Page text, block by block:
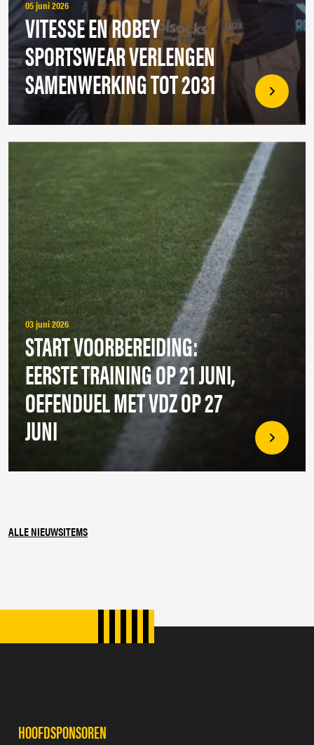
05 juni 2026
VITESSE EN ROBEY
SPORTSWEAR VERLENGEN
SAMENWERKING TOT 2031
03 juni 2026
START VOORBEREIDING:
EERSTE TRAINING OP 21 JUNI,
OEFENDUEL MET VDZ OP 27
JUNI
ALLE NIEUWSITEMS
HOOFDSPONSOREN